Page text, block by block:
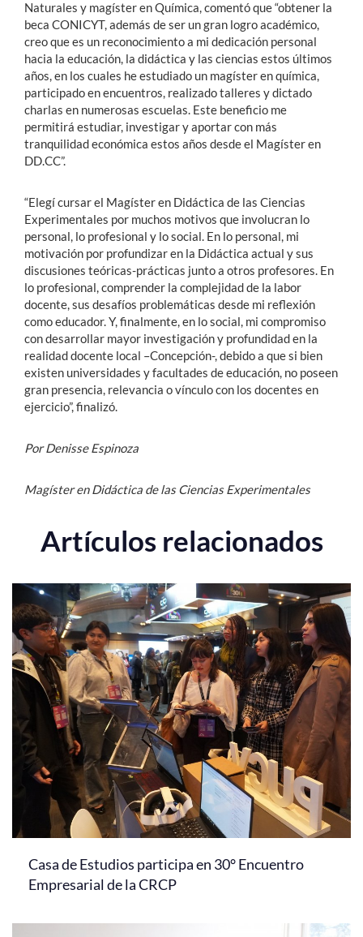
Naturales y magíster en Química, comentó que “obtener la
beca CONICYT, además de ser un gran logro académico,
creo que es un reconocimiento a mi dedicación personal
hacia la educación, la didáctica y las ciencias estos últimos
años, en los cuales he estudiado un magíster en química,
participado en encuentros, realizado talleres y dictado
charlas en numerosas escuelas. Este beneficio me
permitirá estudiar, investigar y aportar con más
tranquilidad económica estos años desde el Magíster en
DD.CC”.
“Elegí cursar el Magíster en Didáctica de las Ciencias
Experimentales por muchos motivos que involucran lo
personal, lo profesional y lo social. En lo personal, mi
motivación por profundizar en la Didáctica actual y sus
discusiones teóricas-prácticas junto a otros profesores. En
lo profesional, comprender la complejidad de la labor
docente, sus desafíos problemáticas desde mi reflexión
como educador. Y, finalmente, en lo social, mi compromiso
con desarrollar mayor investigación y profundidad en la
realidad docente local –Concepción-, debido a que si bien
existen universidades y facultades de educación, no poseen
gran presencia, relevancia o vínculo con los docentes en
ejercicio”, finalizó.
Por Denisse Espinoza
Magíster en Didáctica de las Ciencias Experimentales
Artículos relacionados
Casa de Estudios participa en 30° Encuentro
Empresarial de la CRCP